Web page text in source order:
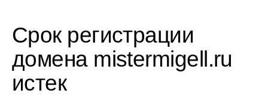
Срок регистрации
домена mistermigell.ru
истек